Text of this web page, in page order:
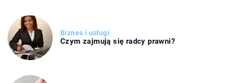
Biznes i usługi
Czym zajmują się radcy prawni?